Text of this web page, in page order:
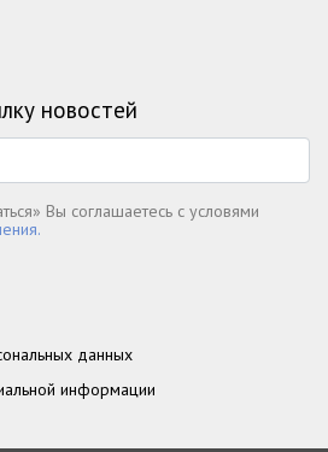
новостей
Вы соглашаетесь с условями
данных
информации